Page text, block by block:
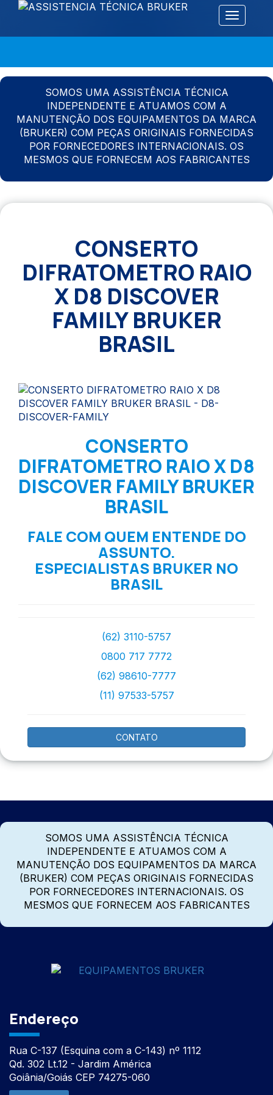
Alternar
SOMOS UMA ASSISTÊNCIA TÉCNICA
INDEPENDENTE E ATUAMOS COM A
MANUTENÇÃO DOS EQUIPAMENTOS DA MARCA
(BRUKER) COM PEÇAS ORIGINAIS FORNECIDAS
POR FORNECEDORES INTERNACIONAIS. OS
MESMOS QUE FORNECEM AOS FABRICANTES
CONSERTO
DIFRATOMETRO RAIO
X D8 DISCOVER
FAMILY BRUKER
BRASIL
CONSERTO
DIFRATOMETRO RAIO X D8
DISCOVER FAMILY BRUKER
BRASIL
FALE COM QUEM ENTENDE DO
ASSUNTO.
ESPECIALISTAS BRUKER NO
BRASIL
(62) 3110-5757
0800 717 7772
(62) 98610-7777
(11) 97533-5757
CONTATO
SOMOS UMA ASSISTÊNCIA TÉCNICA
INDEPENDENTE E ATUAMOS COM A
MANUTENÇÃO DOS EQUIPAMENTOS DA MARCA
(BRUKER) COM PEÇAS ORIGINAIS FORNECIDAS
POR FORNECEDORES INTERNACIONAIS. OS
MESMOS QUE FORNECEM AOS FABRICANTES
Endereço
Rua C-137 (Esquina com a C-143) nº 1112
Qd. 302 Lt.12 - Jardim América
Goiânia/Goiás CEP 74275-060